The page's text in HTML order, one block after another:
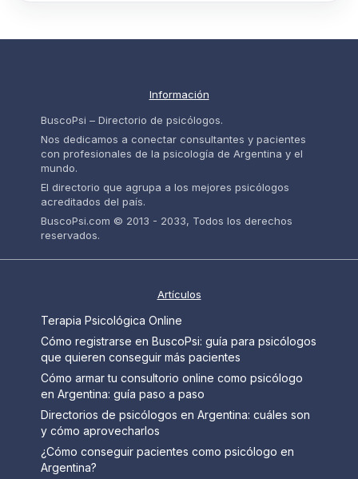
Información
BuscoPsi – Directorio de psicólogos.
Nos dedicamos a conectar consultantes y pacientes
con profesionales de la psicología de Argentina y el
mundo.
El directorio que agrupa a los mejores psicólogos
acreditados del país.
BuscoPsi.com © 2013 - 2033, Todos los derechos
reservados.
Artículos
Terapia Psicológica Online
Cómo registrarse en BuscoPsi: guía para psicólogos
que quieren conseguir más pacientes
Cómo armar tu consultorio online como psicólogo
en Argentina: guía paso a paso
Directorios de psicólogos en Argentina: cuáles son
y cómo aprovecharlos
¿Cómo conseguir pacientes como psicólogo en
Argentina?